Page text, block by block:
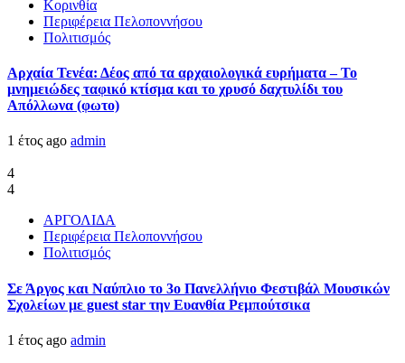
Κορινθία
Περιφέρεια Πελοποννήσου
Πολιτισμός
Αρχαία Τενέα: Δέος από τα αρχαιολογικά ευρήματα – Το
μνημειώδες ταφικό κτίσμα και το χρυσό δαχτυλίδι του
Απόλλωνα (φωτο)
1 έτος ago admin
4
4
ΑΡΓΟΛΙΔΑ
Περιφέρεια Πελοποννήσου
Πολιτισμός
Σε Άργος και Ναύπλιο το 3ο Πανελλήνιο Φεστιβάλ Μουσικών
Σχολείων με guest star την Ευανθία Ρεμπούτσικα
1 έτος ago admin